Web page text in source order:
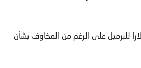
بثماره، حيث دعم العقود الآجلة لخام برنت بالقرب من 90 دولارا للبرميل على الرغم من المخاوف بشأن